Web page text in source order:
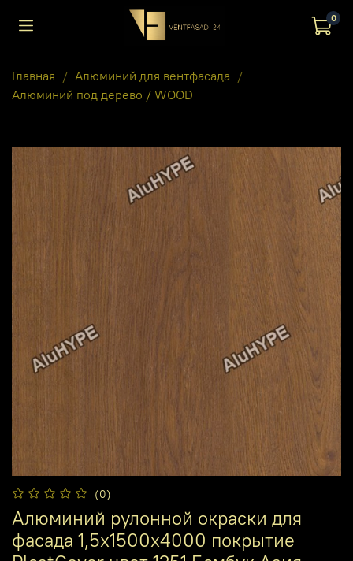
0
Главная
Алюминий для вентфасада
Алюминий под дерево / WOOD
(0)
Алюминий рулонной окраски для
фасада 1,5х1500х4000 покрытие